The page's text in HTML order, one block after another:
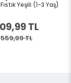
Yeşili (1-3 Yaş)
TL
559,99 TL